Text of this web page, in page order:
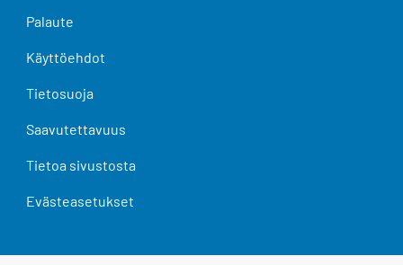
Palaute
Käyttöehdot
Tietosuoja
Saavutettavuus
Tietoa sivustosta
Evästeasetukset